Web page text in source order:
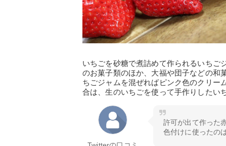
いちごを砂糖で煮詰めて作られるいちご
のお菓子類のほか、大福や団子などの和
ちごジャムを混ぜればピンク色のクリー
合は、生のいちごを使って手作りしたい
許可が出て作った
色付けに使ったの